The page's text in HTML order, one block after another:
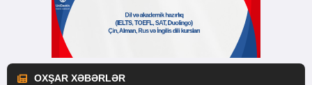
OXŞAR XƏBƏRLƏR